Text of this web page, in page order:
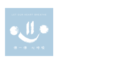
Skip
content